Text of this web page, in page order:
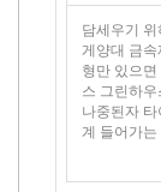
담세우기
게양대 금
형만 있으
스 그린하
나중된자
계 들어가